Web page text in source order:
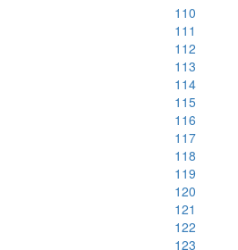
110
111
112
113
114
115
116
117
118
119
120
121
122
123